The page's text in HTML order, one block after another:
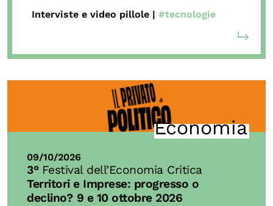
Interviste e video pillole | #tecnologie
Economia
09/10/2026
3° Festival dell’Economia Critica
Territori e Imprese: progresso o
declino? 9 e 10 ottobre 2026